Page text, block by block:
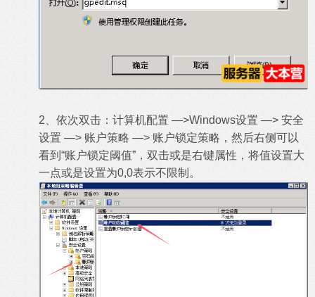
2、依次双击：计算机配置 —>Windows设置 —> 安全
设置 —> 账户策略 —> 账户锁定策略，然后右侧可以
看到“账户锁定阈值”，双击或是右键属性，将值设置大
一点或是设置为0,0表示不限制。